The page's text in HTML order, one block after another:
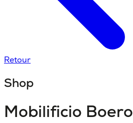
Retour
Shop
Mobilificio Boero